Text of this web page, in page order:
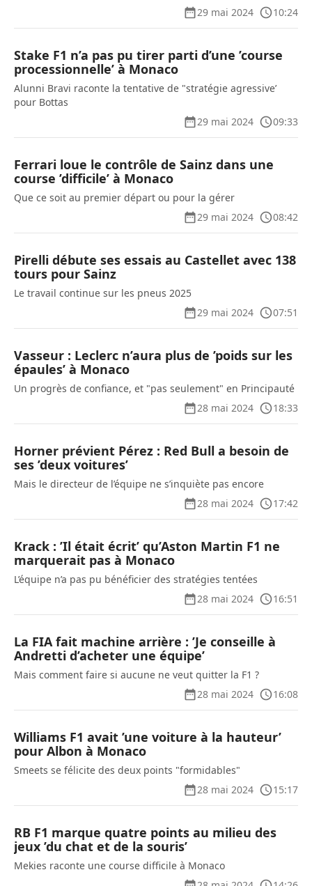
29 mai 2024
10:24
Stake F1 n’a pas pu tirer parti d’une ’course
processionnelle’ à Monaco
Alunni Bravi raconte la tentative de "stratégie agressive’
pour Bottas
29 mai 2024
09:33
Ferrari loue le contrôle de Sainz dans une
course ’difficile’ à Monaco
Que ce soit au premier départ ou pour la gérer
29 mai 2024
08:42
Pirelli débute ses essais au Castellet avec 138
tours pour Sainz
Le travail continue sur les pneus 2025
29 mai 2024
07:51
Vasseur : Leclerc n’aura plus de ’poids sur les
épaules’ à Monaco
Un progrès de confiance, et "pas seulement" en Principauté
28 mai 2024
18:33
Horner prévient Pérez : Red Bull a besoin de
ses ’deux voitures’
Mais le directeur de l’équipe ne s’inquiète pas encore
28 mai 2024
17:42
Krack : ’Il était écrit’ qu’Aston Martin F1 ne
marquerait pas à Monaco
L’équipe n’a pas pu bénéficier des stratégies tentées
28 mai 2024
16:51
La FIA fait machine arrière : ’Je conseille à
Andretti d’acheter une équipe’
Mais comment faire si aucune ne veut quitter la F1 ?
28 mai 2024
16:08
Williams F1 avait ’une voiture à la hauteur’
pour Albon à Monaco
Smeets se félicite des deux points "formidables"
28 mai 2024
15:17
RB F1 marque quatre points au milieu des
jeux ’du chat et de la souris’
Mekies raconte une course difficile à Monaco